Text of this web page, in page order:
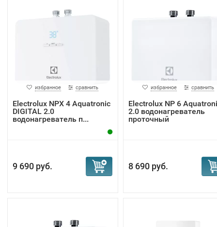
избранное сравнить
Electrolux NPX 4 Aquatronic
DIGITAL 2.0
водонагреватель п...
9 690 руб.
избранное сравнить
Electrolux NP 6
2.0 водонагреватель
проточный
8 690 руб.